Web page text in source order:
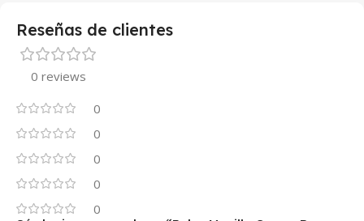
Reseñas de clientes
0 reviews
0
0
0
0
0